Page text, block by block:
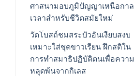
ศาสนามอบภูมิปัญญาเหนือกาล
เวลาสำหรับชีวิตสมัยใหม่
วัดโบสถ์ชมสระบัวอันเงียบสงบ
เหมาะใส่ชุดขาวเรียน ฝึกสติใน
การทำสมาธิปฏิบัติตนเพื่อความ
หลุดพ้นจากกิเลส